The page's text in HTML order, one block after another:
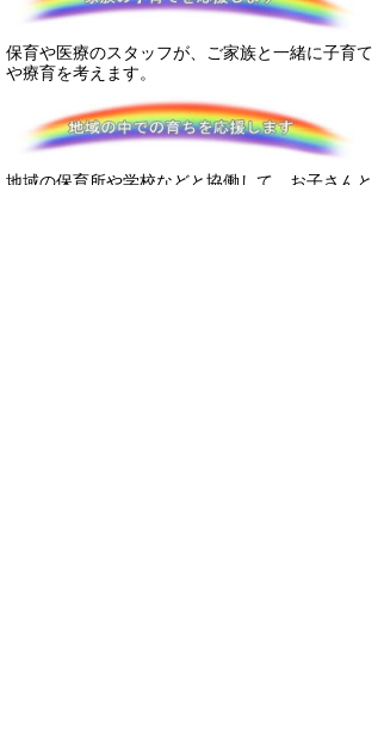
保育や医療のスタッフが、ご家族と一緒に子育て
や療育を考えます。
地域の保育所や学校などと協働して、お子さんと